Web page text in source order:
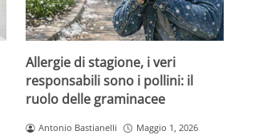
Allergie di stagione, i veri
responsabili sono i pollini: il
ruolo delle graminacee
Antonio Bastianelli Maggio 1, 2026